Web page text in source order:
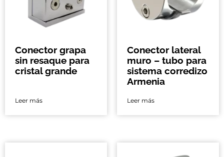
Conector grapa
sin resaque para
cristal grande
Leer más
Conector lateral
muro – tubo para
sistema corredizo
Armenia
Leer más